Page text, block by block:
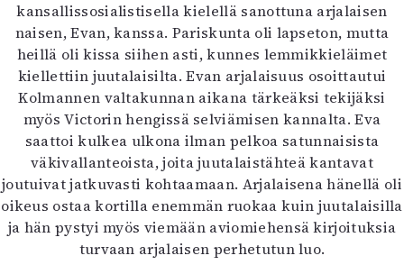
kansallissosialistisella kielellä sanottuna arjalaisen
naisen, Evan, kanssa. Pariskunta oli lapseton, mutta
heillä oli kissa siihen asti, kunnes lemmikkieläimet
kiellettiin juutalaisilta. Evan arjalaisuus osoittautui
Kolmannen valtakunnan aikana tärkeäksi tekijäksi
myös Victorin hengissä selviämisen kannalta. Eva
saattoi kulkea ulkona ilman pelkoa satunnaisista
väkivallanteoista, joita juutalaistähteä kantavat
joutuivat jatkuvasti kohtaamaan. Arjalaisena hänellä oli
oikeus ostaa kortilla enemmän ruokaa kuin juutalaisilla
ja hän pystyi myös viemään aviomiehensä kirjoituksia
turvaan arjalaisen perhetutun luo.